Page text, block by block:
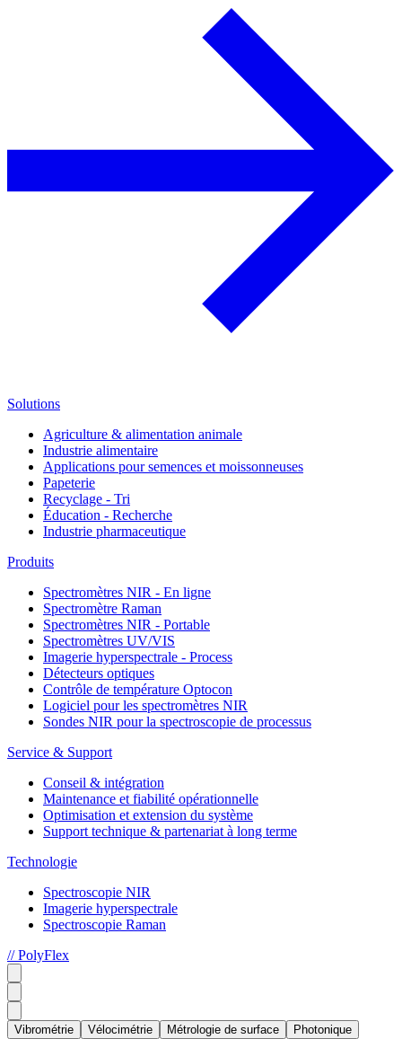
Solutions
Agriculture & alimentation animale
Industrie alimentaire
Applications pour semences et moissonneuses
Papeterie
Recyclage - Tri
Éducation - Recherche
Industrie pharmaceutique
Produits
Spectromètres NIR - En ligne
Spectromètre Raman
Spectromètres NIR - Portable
Spectromètres UV/VIS
Imagerie hyperspectrale - Process
Détecteurs optiques
Contrôle de température Optocon
Logiciel pour les spectromètres NIR
Sondes NIR pour la spectroscopie de processus
Service & Support
Conseil & intégration
Maintenance et fiabilité opérationnelle
Optimisation et extension du système
Support technique & partenariat à long terme
Technologie
Spectroscopie NIR
Imagerie hyperspectrale
Spectroscopie Raman
// PolyFlex
Vibrométrie Vélocimétrie Métrologie de surface
Photonique